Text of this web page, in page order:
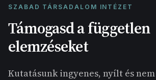
SZABAD TÁRSADALOM INTÉZET
Támogasd a független
elemzéseket
Kutatásunk ingyenes, nyílt és